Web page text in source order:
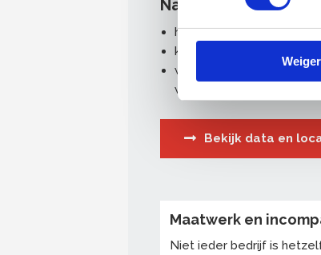
Na deze training…
heeft u meer kennis
kunt u asbestverdacht
weet u wat u wel en niet
werk aantreft
Bekijk data en
Maatwerk en
Niet ieder bedrijf is